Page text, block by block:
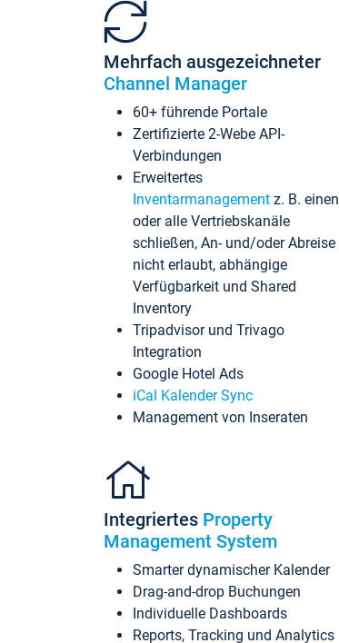
Mehrfach ausgezeichneter
Channel Manager
60+ führende Portale
Zertifizierte 2-Webe API-
Verbindungen
Erweitertes
Inventarmanagement z. B. einen
oder alle Vertriebskanäle
schließen, An- und/oder Abreise
nicht erlaubt, abhängige
Verfügbarkeit und Shared
Inventory
Tripadvisor und Trivago
Integration
Google Hotel Ads
iCal Kalender Sync
Management von Inseraten
Integriertes Property
Management System
Smarter dynamischer Kalender
Drag-and-drop Buchungen
Individuelle Dashboards
Reports, Tracking und Analytics